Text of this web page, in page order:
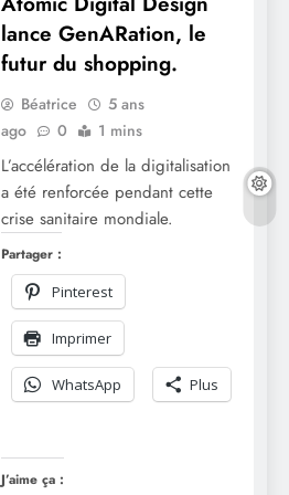
lance GenARation, le
futur du shopping.
Béatrice
5 ans
ago
0 1 mins
L’accélération de la digitalisation
a été renforcée pendant cette
crise sanitaire mondiale.
Partager :
Pinterest
Imprimer
WhatsApp Plus
J’aime ça :